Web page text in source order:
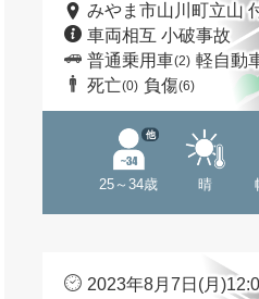
みやま市山川町立山
車両相互 小破事故
普通乗用車(2) 軽自動
死亡(0) 負傷(6)
25～34歳
他
晴
2023年8月7日(月